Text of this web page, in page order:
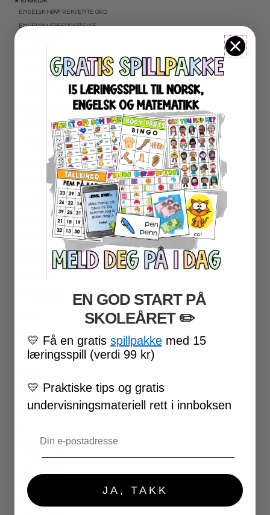
ENGELSK HØYFREKVENTE ORD
ENGELSK LESEFORSTÅELSE
ENGELSK GRAMATIKK
ENGELSK MUNTLIG
★ NORDSAMISK MATERIELL
PROGRAMMERING
LESEKORT FAKTA
FAKTASERIE LESING
SPRÅKSPIRALEN
MATTESPIRALEN
LA OSS REGNE ØVEBØKER
ESCAPE ROOM
★ SESONG OG HØYTIDER
OLYMPISKE LEKER
FØRSKOLE
FOTBALL-VM
SKOLESTART
FN-DAGEN
UTESKOLE AKTIVITETER
PLANLEGGERE
KLASSEROMSDEKOR
EN GOD START PÅ
SKOLEÅRET​ ✏️
💛 Få en gratis spillpakke med 15
læringsspill (verdi 99 kr)
💛 Praktiske tips og gratis
undervisningsmateriell rett i innboksen
JA, TAKK